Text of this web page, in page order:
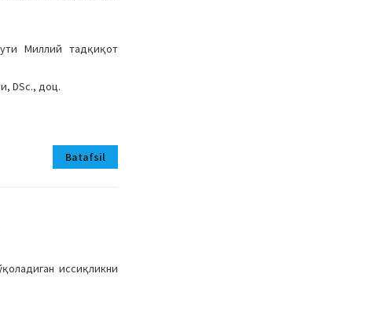
Миллий тадқиқот
DSc., доц.
Batafsil
иссиқликни